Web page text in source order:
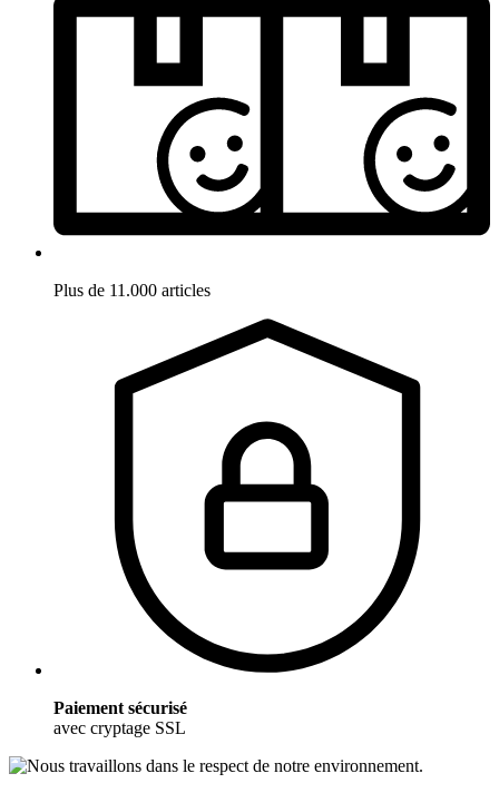
Plus de 11.000 articles
Paiement sécurisé
avec cryptage SSL